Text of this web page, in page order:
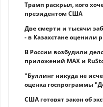
Трамп раскрыл, кого
президентом США
Две смерти и тысячи
- в Казахстане оценили
В России возбудили
приложений MAX и
"Буллинг никуда не
оценка госпрограммы
США готовят закон об